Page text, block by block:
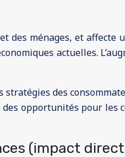
des ménages, et
actuelles.
des
opportunités pour
(impact